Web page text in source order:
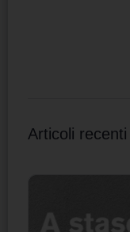
Articoli recenti